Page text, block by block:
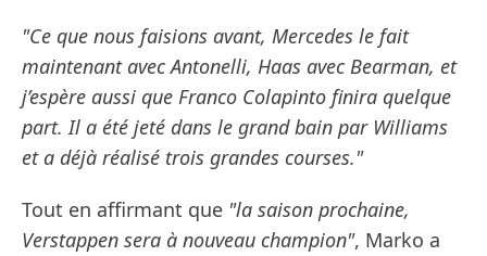
"Ce que nous faisions avant, Mercedes le fait
maintenant avec Antonelli, Haas avec Bearman, et
j’espère aussi que Franco Colapinto finira quelque
part. Il a été jeté dans le grand bain par Williams
et a déjà réalisé trois grandes courses."
Tout en affirmant que "la saison prochaine,
Verstappen sera à nouveau champion", Marko a